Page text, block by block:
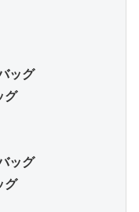
ッグ
グ
ッグ
グ